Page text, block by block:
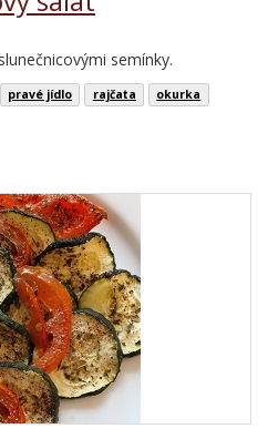
semínky.
pravé jídlo rajčata
okurka